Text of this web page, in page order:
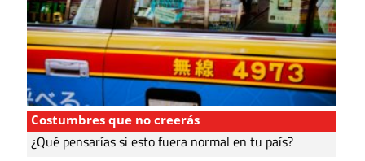
Costumbres que no creerás
¿Qué pensarías si esto fuera normal en tu país?